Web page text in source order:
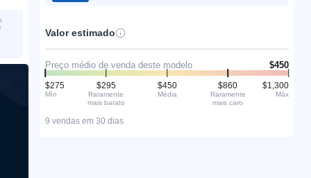
Valor estimado
Preço médio de venda deste modelo $450
$275
Mín
$295
Raramente
mais barato
$450
Média
$860
Raramente
mais caro
$1,300
Máx
9 vendas em 30 dias